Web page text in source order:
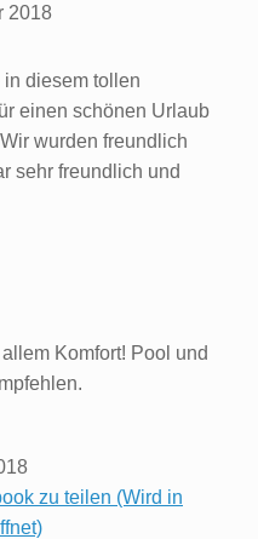
2018
diesem tollen
einen schönen Urlaub
wurden freundlich
sehr freundlich und
Komfort! Pool und
zu teilen (Wird in